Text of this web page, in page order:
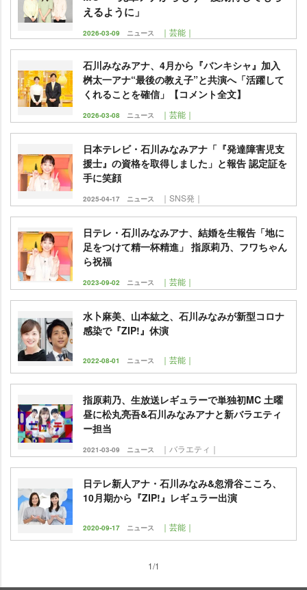
えるように」
2026-03-09 ニュース ｜芸能｜
石川みなみアナ、4月から『バンキシャ』加入
桝太一アナ“最後の教え子”と共演へ「活躍して
くれることを確信」【コメント全文】
2026-03-08 ニュース ｜芸能｜
日本テレビ・石川みなみアナ「『発達障害児支
援士』の資格を取得しました」と報告 認定証を
手に笑顔
2025-04-17 ニュース ｜SNS発｜
日テレ・石川みなみアナ、結婚を生報告「地に
足をつけて精一杯精進」 指原莉乃、フワちゃん
ら祝福
2023-09-02 ニュース ｜芸能｜
水卜麻美、山本紘之、石川みなみが新型コロナ
感染で『ZIP!』休演
2022-08-01 ニュース ｜芸能｜
指原莉乃、生放送レギュラーで単独初MC 土曜
昼に松丸亮吾&石川みなみアナと新バラエティ
ー担当
2021-03-09 ニュース ｜バラエティ｜
日テレ新人アナ・石川みなみ&忽滑谷こころ、
10月期から『ZIP!』レギュラー出演
2020-09-17 ニュース ｜芸能｜
1/1